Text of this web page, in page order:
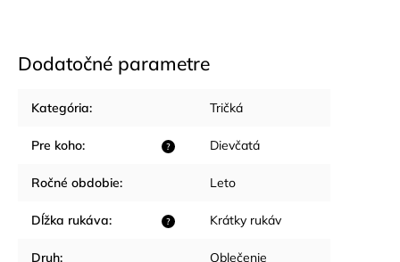
Dodatočné parametre
Kategória: Tričká
?
Pre koho: Dievčatá
Ročné obdobie: Leto
?
Dĺžka rukáva: Krátky rukáv
Druh: Oblečenie